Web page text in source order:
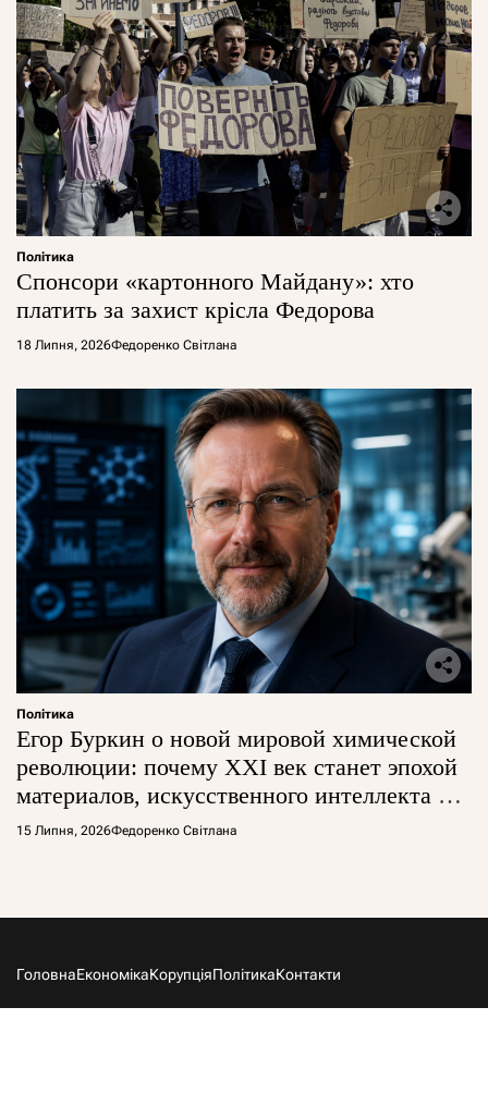
Політика
Спонсори «картонного Майдану»: хто
платить за захист крісла Федорова
18 Липня, 2026Федоренко Світлана
Політика
Егор Буркин о новой мировой химической
революции: почему XXI век станет эпохой
материалов, искусственного интеллекта и
глобальной борьбы за технологии
15 Липня, 2026Федоренко Світлана
ГоловнаЕкономікаКорупціяПолітикаКонтакти